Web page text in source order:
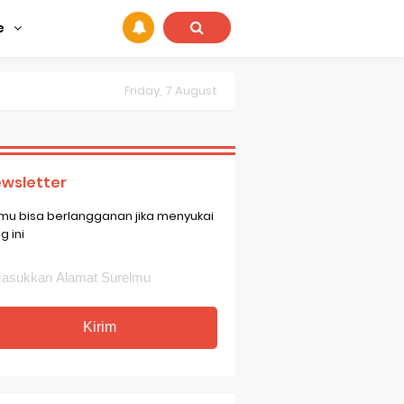
Friday, 7 August
bisa berlangganan jika menyukai
ini